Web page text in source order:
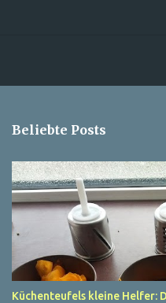
Beliebte Posts
Küchenteufels kleine Helfer: